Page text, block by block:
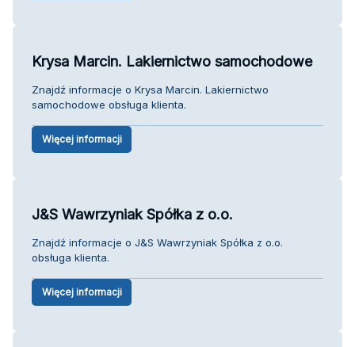
Krysa Marcin. Lakiernictwo samochodowe
Znajdź informacje o Krysa Marcin. Lakiernictwo
samochodowe obsługa klienta.
Więcej informacji
J&S Wawrzyniak Spółka z o.o.
Znajdź informacje o J&S Wawrzyniak Spółka z o.o.
obsługa klienta.
Więcej informacji